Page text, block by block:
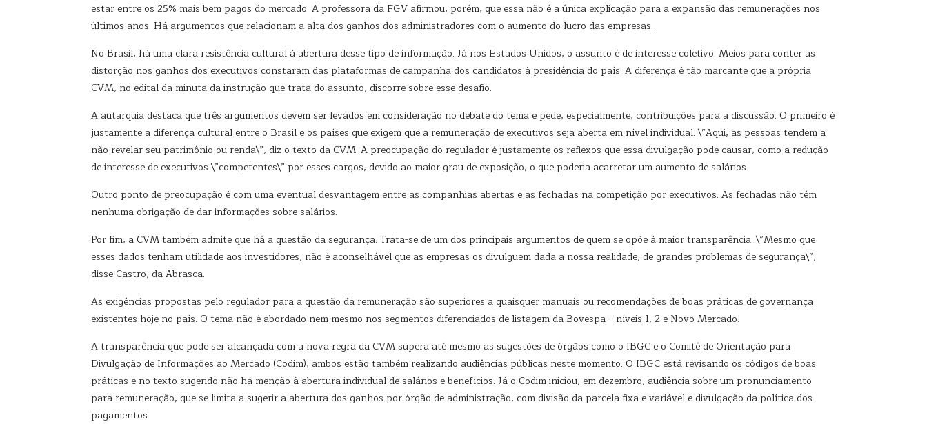
estar entre os 25% mais bem pagos do mercado. A professora da FGV afirmou, porém, que essa não é a única explicação para a expansão das remunerações nos
últimos anos. Há argumentos que relacionam a alta dos ganhos dos administradores com o aumento do lucro das empresas.
No Brasil, há uma clara resistência cultural à abertura desse tipo de informação. Já nos Estados Unidos, o assunto é de interesse coletivo. Meios para conter as
distorção nos ganhos dos executivos constaram das plataformas de campanha dos candidatos à presidência do país. A diferença é tão marcante que a própria
CVM, no edital da minuta da instrução que trata do assunto, discorre sobre esse desafio.
A autarquia destaca que três argumentos devem ser levados em consideração no debate do tema e pede, especialmente, contribuições para a discussão. O primeiro é
justamente a diferença cultural entre o Brasil e os países que exigem que a remuneração de executivos seja aberta em nível individual. \”Aqui, as pessoas tendem a
não revelar seu patrimônio ou renda\”, diz o texto da CVM. A preocupação do regulador é justamente os reflexos que essa divulgação pode causar, como a redução
de interesse de executivos \”competentes\” por esses cargos, devido ao maior grau de exposição, o que poderia acarretar um aumento de salários.
Outro ponto de preocupação é com uma eventual desvantagem entre as companhias abertas e as fechadas na competição por executivos. As fechadas não têm
nenhuma obrigação de dar informações sobre salários.
Por fim, a CVM também admite que há a questão da segurança. Trata-se de um dos principais argumentos de quem se opõe à maior transparência. \”Mesmo que
esses dados tenham utilidade aos investidores, não é aconselhável que as empresas os divulguem dada a nossa realidade, de grandes problemas de segurança\”,
disse Castro, da Abrasca.
As exigências propostas pelo regulador para a questão da remuneração são superiores a quaisquer manuais ou recomendações de boas práticas de governança
existentes hoje no país. O tema não é abordado nem mesmo nos segmentos diferenciados de listagem da Bovespa – níveis 1, 2 e Novo Mercado.
A transparência que pode ser alcançada com a nova regra da CVM supera até mesmo as sugestões de órgãos como o IBGC e o Comitê de Orientação para
Divulgação de Informações ao Mercado (Codim), ambos estão também realizando audiências públicas neste momento. O IBGC está revisando os códigos de boas
práticas e no texto sugerido não há menção à abertura individual de salários e benefícios. Já o Codim iniciou, em dezembro, audiência sobre um pronunciamento
para remuneração, que se limita a sugerir a abertura dos ganhos por órgão de administração, com divisão da parcela fixa e variável e divulgação da política dos
pagamentos.